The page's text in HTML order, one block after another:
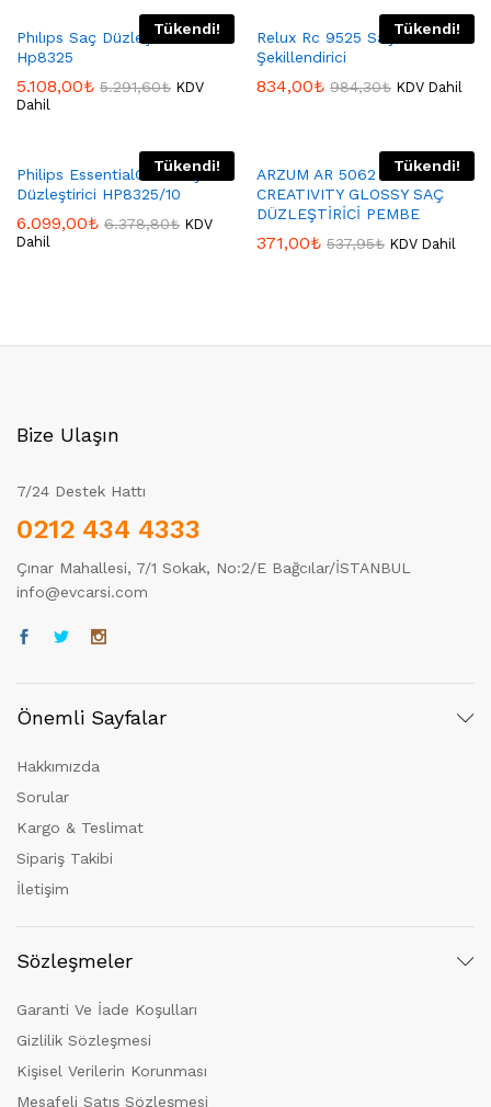
Tükendi!
Phılıps Saç Düzleştici
Hp8325
5.108,00₺ 5.291,60₺ KDV
Dahil
Tükendi!
Relux Rc 9525 Saç
Şekillendirici
834,00₺ 984,30₺ KDV Dahil
Tükendi!
Philips EssentialCare Saç
Düzleştirici HP8325/10
6.099,00₺ 6.378,80₺ KDV
Dahil
Tükendi!
ARZUM AR 5062 BELLISSIMA
CREATIVITY GLOSSY SAÇ
DÜZLEŞTİRİCİ PEMBE
371,00₺ 537,95₺ KDV Dahil
Bize Ulaşın
7/24 Destek Hattı
0212 434 4333
Çınar Mahallesi, 7/1 Sokak, No:2/E Bağcılar/İSTANBUL
info@evcarsi.com
Önemli Sayfalar
Hakkımızda
Sorular
Kargo & Teslimat
Sipariş Takibi
İletişim
Sözleşmeler
Garanti Ve İade Koşulları
Gizlilik Sözleşmesi
Kişisel Verilerin Korunması
Mesafeli Satış Sözleşmesi